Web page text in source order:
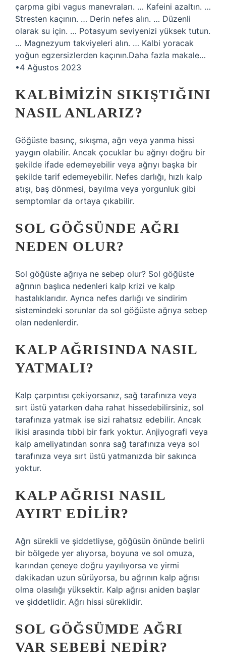
çarpma gibi vagus manevraları. … Kafeini azaltın. …
Stresten kaçının. … Derin nefes alın. … Düzenli
olarak su için. … Potasyum seviyenizi yüksek tutun.
… Magnezyum takviyeleri alın. … Kalbi yoracak
yoğun egzersizlerden kaçının.Daha fazla makale…
•4 Ağustos 2023
KALBIMIZIN SIKIŞTIĞINI
NASIL ANLARIZ?
Göğüste basınç, sıkışma, ağrı veya yanma hissi
yaygın olabilir. Ancak çocuklar bu ağrıyı doğru bir
şekilde ifade edemeyebilir veya ağrıyı başka bir
şekilde tarif edemeyebilir. Nefes darlığı, hızlı kalp
atışı, baş dönmesi, bayılma veya yorgunluk gibi
semptomlar da ortaya çıkabilir.
SOL GÖĞSÜNDE AĞRI
NEDEN OLUR?
Sol göğüste ağrıya ne sebep olur? Sol göğüste
ağrının başlıca nedenleri kalp krizi ve kalp
hastalıklarıdır. Ayrıca nefes darlığı ve sindirim
sistemindeki sorunlar da sol göğüste ağrıya sebep
olan nedenlerdir.
KALP AĞRISINDA NASIL
YATMALI?
Kalp çarpıntısı çekiyorsanız, sağ tarafınıza veya
sırt üstü yatarken daha rahat hissedebilirsiniz, sol
tarafınıza yatmak ise sizi rahatsız edebilir. Ancak
ikisi arasında tıbbi bir fark yoktur. Anjiyografi veya
kalp ameliyatından sonra sağ tarafınıza veya sol
tarafınıza veya sırt üstü yatmanızda bir sakınca
yoktur.
KALP AĞRISI NASIL
AYIRT EDILIR?
Ağrı sürekli ve şiddetliyse, göğüsün önünde belirli
bir bölgede yer alıyorsa, boyuna ve sol omuza,
karından çeneye doğru yayılıyorsa ve yirmi
dakikadan uzun sürüyorsa, bu ağrının kalp ağrısı
olma olasılığı yüksektir. Kalp ağrısı aniden başlar
ve şiddetlidir. Ağrı hissi süreklidir.
SOL GÖĞSÜMDE AĞRI
VAR SEBEBI NEDIR?